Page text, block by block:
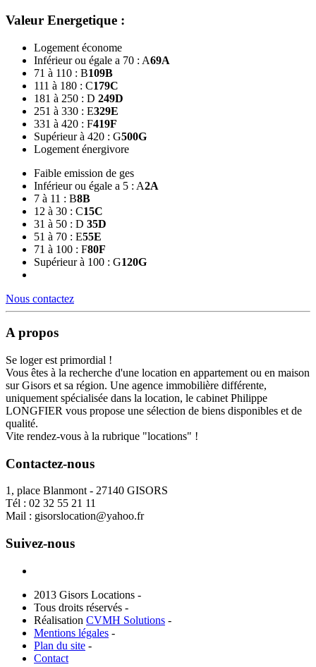
Valeur Energetique :
Logement économe
Inférieur ou égale a 70 : A69A
71 à 110 : B109B
111 à 180 : C179C
181 à 250 : D 249D
251 à 330 : E329E
331 à 420 : F419F
Supérieur à 420 : G500G
Logement énergivore
Faible emission de ges
Inférieur ou égale a 5 : A2A
7 à 11 : B8B
12 à 30 : C15C
31 à 50 : D 35D
51 à 70 : E55E
71 à 100 : F80F
Supérieur à 100 : G120G
Nous contactez
A propos
Se loger est primordial !
Vous êtes à la recherche d'une location en appartement ou en maison
sur Gisors et sa région. Une agence immobilière différente,
uniquement spécialisée dans la location, le cabinet Philippe
LONGFIER vous propose une sélection de biens disponibles et de
qualité.
Vite rendez-vous à la rubrique "locations" !
Contactez-nous
1, place Blanmont - 27140 GISORS
Tél : 02 32 55 21 11
Mail : gisorslocation@yahoo.fr
Suivez-nous
2013 Gisors Locations -
Tous droits réservés -
Réalisation CVMH Solutions -
Mentions légales -
Plan du site -
Contact